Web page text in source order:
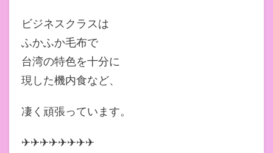
ビジネスクラスは
ふかふか毛布で
台湾の特色を十分に
現した機内食など、
凄く頑張っています。
✈✈✈✈✈✈✈✈